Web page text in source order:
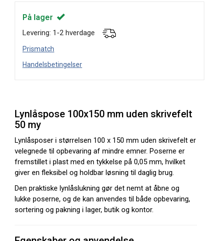
På lager
Levering: 1-2 hverdage
Prismatch
Handelsbetingelser
Lynlåspose 100x150 mm uden skrivefelt
50 my
Lynlåsposer i størrelsen 100 x 150 mm uden skrivefelt er
velegnede til opbevaring af mindre emner. Poserne er
fremstillet i plast med en tykkelse på 0,05 mm, hvilket
giver en fleksibel og holdbar løsning til daglig brug.
Den praktiske lynlåslukning gør det nemt at åbne og
lukke poserne, og de kan anvendes til både opbevaring,
sortering og pakning i lager, butik og kontor.